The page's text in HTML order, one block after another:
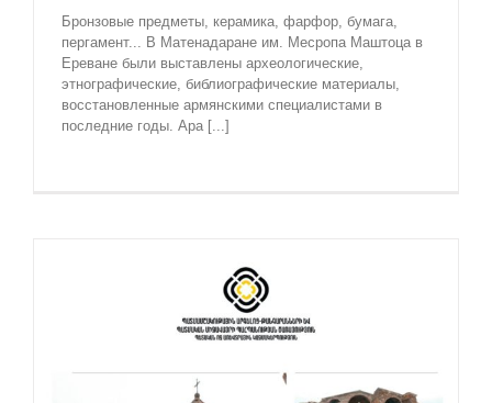
Бронзовые предметы, керамика, фарфор, бумага,
пергамент... В Матенадаране им. Месропа Маштоца в
Ереване были выставлены археологические,
этнографические, библиографические материалы,
восстановленные армянскими специалистами в
последние годы. Ара [...]